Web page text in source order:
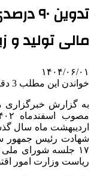
تدوین
مالی تولید و
۱۴۰۴/۰۶/۰۱
خواندن این مطلب 3 دقیقه زمان میبرد
به گزارش خبرگزاری
اردیبهشت ماه سال
۱۷ جلسه شورای
ریاست وزارت امور